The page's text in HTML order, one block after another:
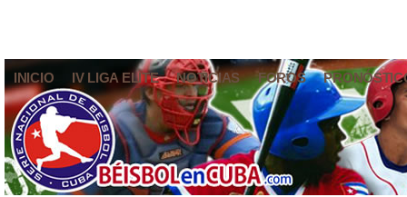
INICIO IV LIGA ELITE NOTICIAS FOROS